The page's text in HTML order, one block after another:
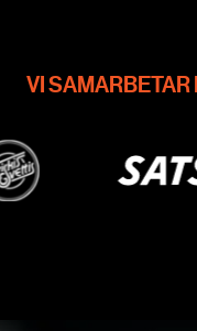
VI SAMARBETAR